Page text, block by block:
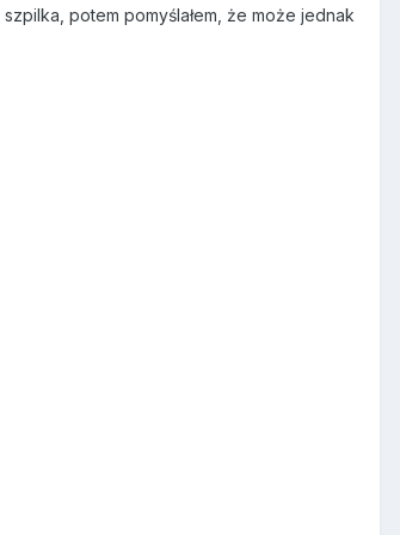
potem pomyślałem, że może jednak